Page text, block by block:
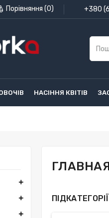
Порівняння (0) +380
НАСІННЯ КВІТІВ
ПІДКАТЕГОРІЇ